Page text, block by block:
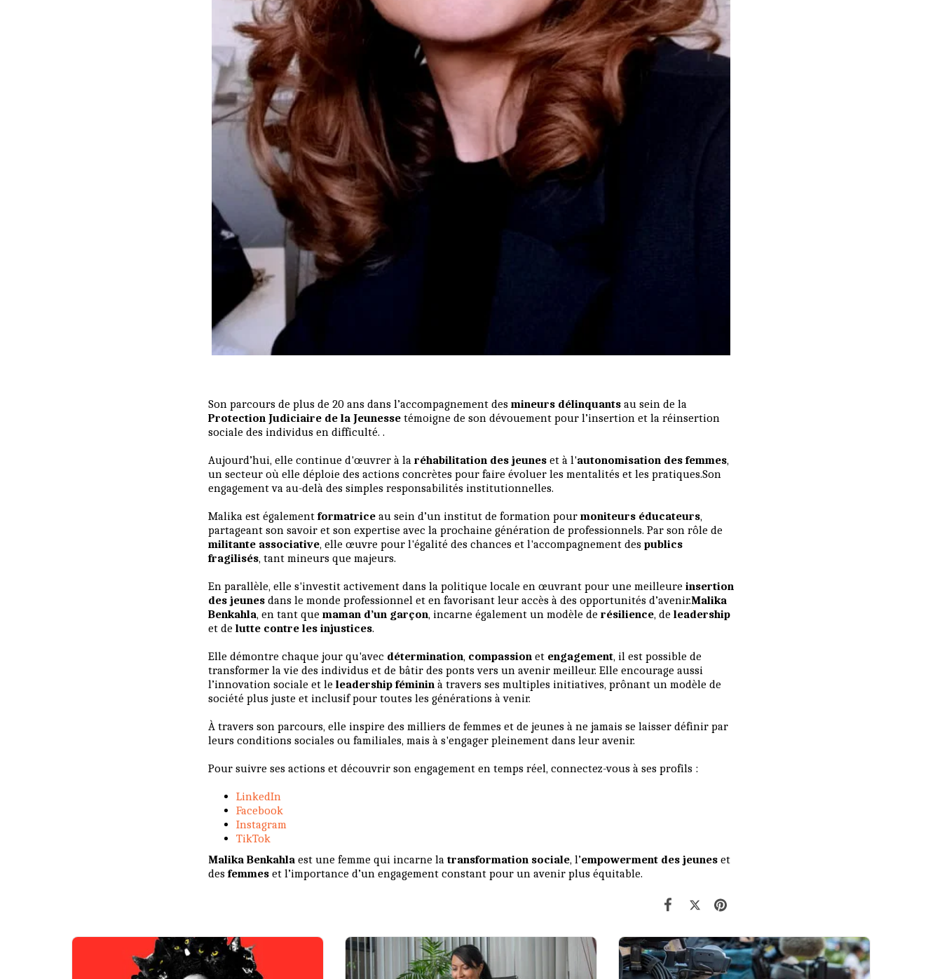
Son parcours de plus de 20 ans dans l’accompagnement des mineurs délinquants au sein de la
Protection Judiciaire de la Jeunesse témoigne de son dévouement pour l’insertion et la réinsertion
sociale des individus en difficulté. .
Aujourd’hui, elle continue d'œuvrer à la réhabilitation des jeunes et à l'autonomisation des femmes,
un secteur où elle déploie des actions concrètes pour faire évoluer les mentalités et les pratiques.Son
engagement va au-delà des simples responsabilités institutionnelles.
Malika est égalementformatrice au sein d’un institut de formation pour moniteurs éducateurs,
partageant son savoir et son expertise avec la prochaine génération de professionnels. Par son rôle de
militante associative, elle œuvre pour l'égalité des chances et l'accompagnement des publics
fragilisés, tant mineurs que majeurs.
En parallèle, elle s'investit activement dans la politique locale en œuvrant pour une meilleure insertion
des jeunes dans le monde professionnel et en favorisant leur accès à des opportunités d’avenir.Malika
Benkahla, en tant que maman d’un garçon, incarne également un modèle de résilience, de leadership
et de lutte contre les injustices.
Elle démontre chaque jour qu'avec détermination, compassion et engagement, il est possible de
transformer la vie des individus et de bâtir des ponts vers un avenir meilleur. Elle encourage aussi
l’innovation sociale et le leadership féminin à travers ses multiples initiatives, prônant un modèle de
société plus juste et inclusif pour toutes les générations à venir.
À travers son parcours, elle inspire des milliers de femmes et de jeunes à ne jamais se laisser définir par
leurs conditions sociales ou familiales, mais à s'engager pleinement dans leur avenir.
Pour suivre ses actions et découvrir son engagement en temps réel, connectez-vous à ses profils :
LinkedIn
Facebook
Instagram
TikTok
Malika Benkahla est une femme qui incarne latransformation sociale, l’empowerment des jeunes et
desfemmes et l’importance d’un engagement constant pour un avenir plus équitable.